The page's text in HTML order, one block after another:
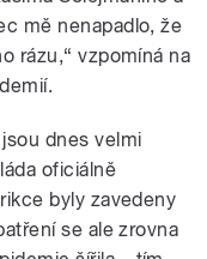
mě nenapadlo, že
rázu,“ vzpomíná na
dnes velmi
oficiálně
byly zavedeny
se ale zrovna